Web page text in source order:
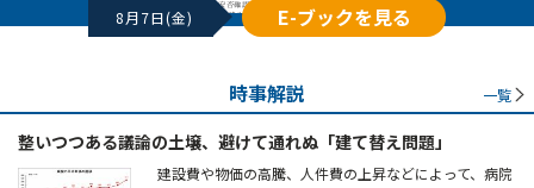
8月7日(金) E-ブックを見る
時事解説 一覧
整いつつある議論の土壌、避けて通れぬ「建て替え問題」
建設費や物価の高騰、人件費の上昇などによって、病院